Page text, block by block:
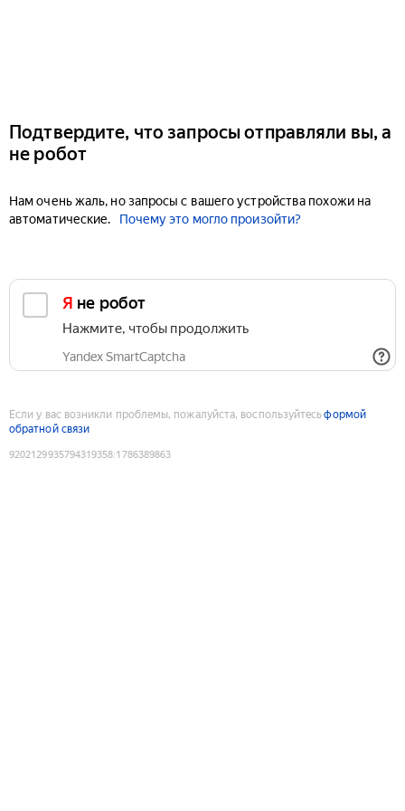
Подтвердите, что запросы отправляли вы, а
не робот
Нам очень жаль, но запросы с вашего устройства похожи на
автоматические.
Почему это могло произойти?
Я не робот
Нажмите, чтобы продолжить
Yandex SmartCaptcha
Если у вас возникли проблемы, пожалуйста, воспользуйтесьформой
обратной связи
9202129935794319358:1786389863